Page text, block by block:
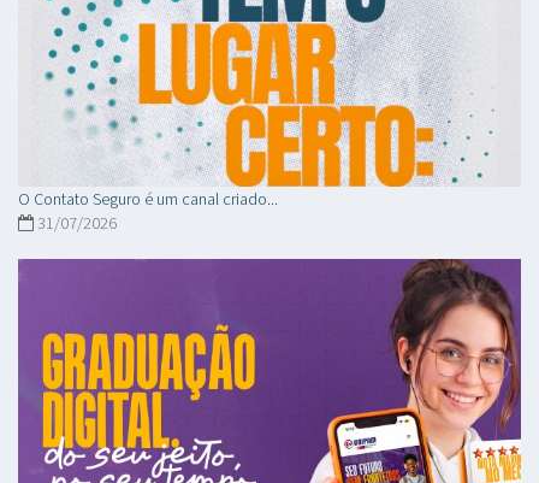
O Contato Seguro é um canal criado...
31/07/2026